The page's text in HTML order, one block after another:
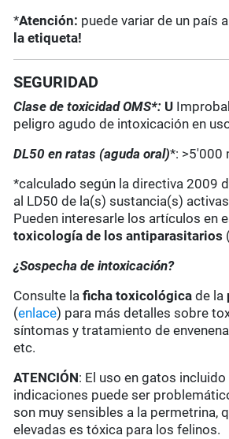
*Atención: puede variar de un país
la etiqueta!
SEGURIDAD
Clase de toxicidad OMS*: U
peligro agudo de intoxicación en
DL50 en ratas (aguda oral)*: >5'000
*calculado según la directiva 2009
al LD50 de la(s) sustancia(s)
Pueden interesarle los artículos en
toxicología de los antiparasitarios
¿Sospecha de intoxicación?
Consulte laficha toxicológica de la
(enlace) para más detalles sobre
síntomas y tratamiento de
etc.
ATENCIÓN: El uso en gatos incluido
indicaciones puede ser
son muy sensibles a la permetrina,
elevadas es tóxica para los felinos.